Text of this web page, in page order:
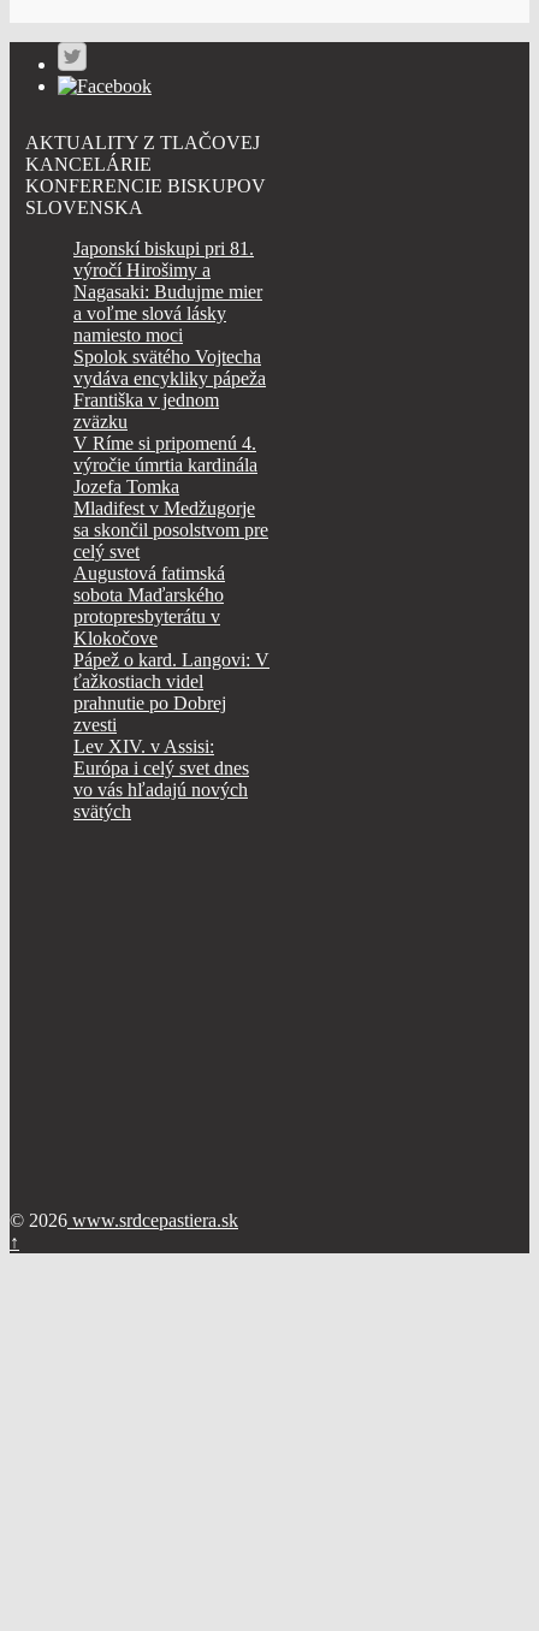
AKTUALITY Z TLAČOVEJ
KANCELÁRIE
KONFERENCIE BISKUPOV
SLOVENSKA
Japonskí biskupi pri 81.
výročí Hirošimy a
Nagasaki: Budujme mier
a voľme slová lásky
namiesto moci
Spolok svätého Vojtecha
vydáva encykliky pápeža
Františka v jednom
zväzku
V Ríme si pripomenú 4.
výročie úmrtia kardinála
Jozefa Tomka
Mladifest v Medžugorje
sa skončil posolstvom pre
celý svet
Augustová fatimská
sobota Maďarského
protopresbyterátu v
Klokočove
Pápež o kard. Langovi: V
ťažkostiach videl
prahnutie po Dobrej
zvesti
Lev XIV. v Assisi:
Európa i celý svet dnes
vo vás hľadajú nových
svätých
© 2026 www.srdcepastiera.sk
↑